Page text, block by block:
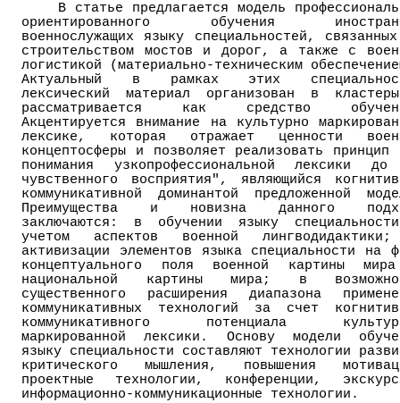
В статье предлагается модель
ориентированного обучения
военнослужащих языку специальностей,
строительством мостов и дорог, а также с
логистикой (материально-техническим
Актуальный в рамках этих
лексический материал организован в
рассматривается как средство
Акцентируется внимание на культурно
лексике, которая отражает ценности
концептосферы и позволяет реализовать принцип
понимания узкопрофессиональной лексики
чувственного восприятия", являющийся
коммуникативной доминантой предложенной
Преимущества и новизна данного
заключаются: в обучении языку
учетом аспектов военной
активизации элементов языка специальности на
концептуального поля военной картины
национальной картины мира; в
существенного расширения диапазона
коммуникативных технологий за счет
коммуникативного потенциала
маркированной лексики. Основу модели
языку специальности составляют технологии
критического мышления, повышения
проектные технологии, конференции,
информационно-коммуникационные технологии.